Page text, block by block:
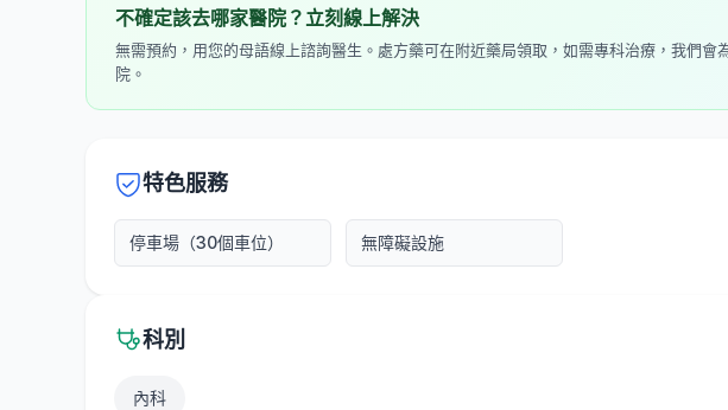
不確定該去哪家醫院？立刻線上解決
無需預約，用您的母語線上諮詢醫生。處方藥可在附近藥局領取，如需專科治療，我們會
院。
特色服務
停車場（30個車位） 無障礙設施
科別
內科